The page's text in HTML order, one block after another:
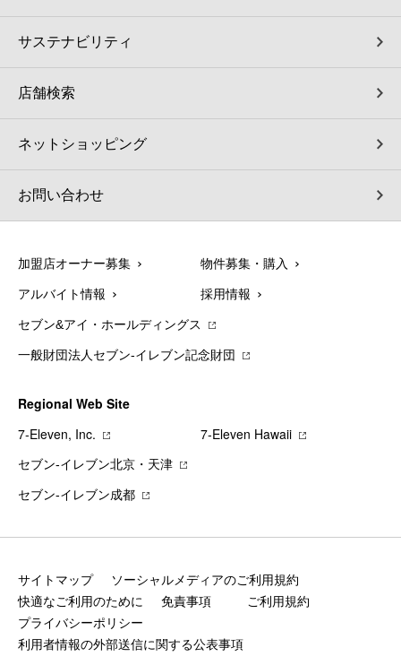
サステナビリティ
店舗検索
ネットショッピング
お問い合わせ
加盟店オーナー募集 物件募集・購入
アルバイト情報 採用情報
セブン&アイ・ホールディングス
一般財団法人セブン-イレブン記念財団
Regional Web Site
7‐Eleven, Inc.
7‐Eleven Hawaii
セブン‐イレブン北京・天津
セブン‐イレブン成都
サイトマップ
ソーシャルメディアのご利用規約
快適なご利用のために
免責事項
ご利用規約
プライバシーポリシー
利用者情報の外部送信に関する公表事項